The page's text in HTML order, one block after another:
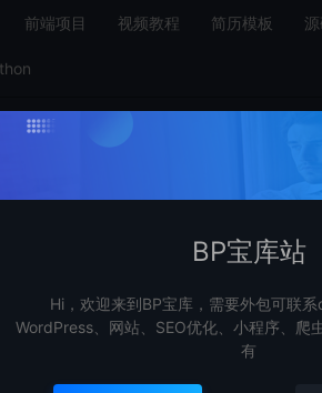
前端项目 视频教程 简历模板
BP宝库站
Hi，欢迎来到BP宝库，需要外包可联
WordPress、网站、SEO优化、小程序、爬
有